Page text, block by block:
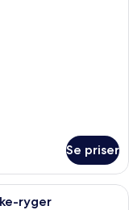
Se priser
hotelværelse med en
ryger